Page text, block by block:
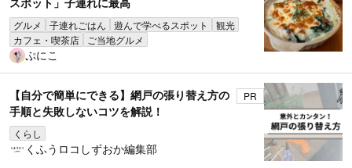
グルメ 子連れごはん 遊んで学べるスポット
観光
カフェ・喫茶店
ご当地グルメ
ぷにこ
【自分で簡単にできる】網戸の張り替え方の
手順と失敗しないコツを解説！
くらし
PR
くふうロコしずおか編集部